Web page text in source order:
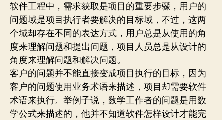
软件工程中，需求获取是项目的重要步骤，用户的
问题域是项目执行者要解决的目标域，不过，这两
个域却存在不同的表达方式，用户总是从使用的角
度来理解问题和提出问题，项目人员总是从设计的
角度来理解问题和解决问题。
客户的问题并不能直接变成项目执行的目标，因为
客户的问题使用业务术语来描述，项目却需要软件
术语来执行。举例子说，数学工作者的问题是用数
学公式来描述的，他并不知道软件怎样设计才能完